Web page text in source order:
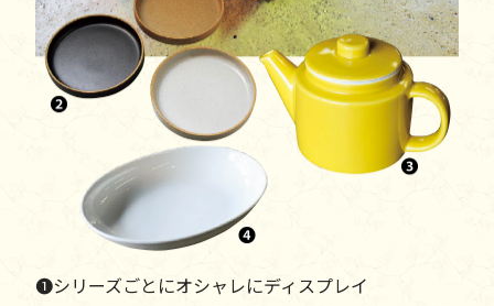
❶シリーズごとにオシャレにディスプレイ